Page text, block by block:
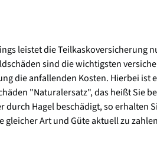
leistet die Teilkaskoversicherung
sind die wichtigsten
die anfallenden Kosten. Hierbei ist
"Naturalersatz", das heißt Sie
Hagel beschädigt, so erhalten
Art und Güte aktuell zu